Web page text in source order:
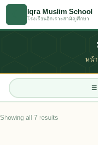
ข้ามไปเนื้อหาหลัก
Iqra Muslim School
โรงเรียนอิกเราะสามัญศึกษา
หน้
☰
Showing all 7 results